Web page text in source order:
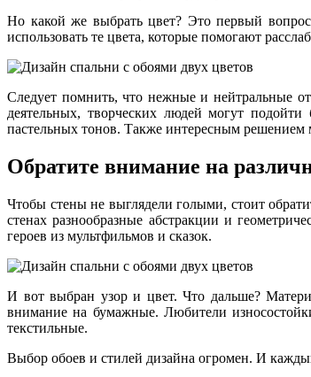
Но какой же выбрать цвет? Это первый
использовать те цвета, которые помогают
Следует помнить, что нежные и нейтральные
деятельных, творческих людей могут
пастельных тонов. Также интересным решением
Обратите внимание на
Чтобы стены не выглядели голыми, стоит
стенах разнообразные абстракции и
героев из мультфильмов и сказок.
И вот выбран узор и цвет. Что дальше?
внимание на бумажные. Любители
текстильные.
Выбор обоев и стилей дизайна огромен. И